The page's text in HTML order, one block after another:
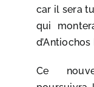
car il sera
qui
d’Antiochos
Ce